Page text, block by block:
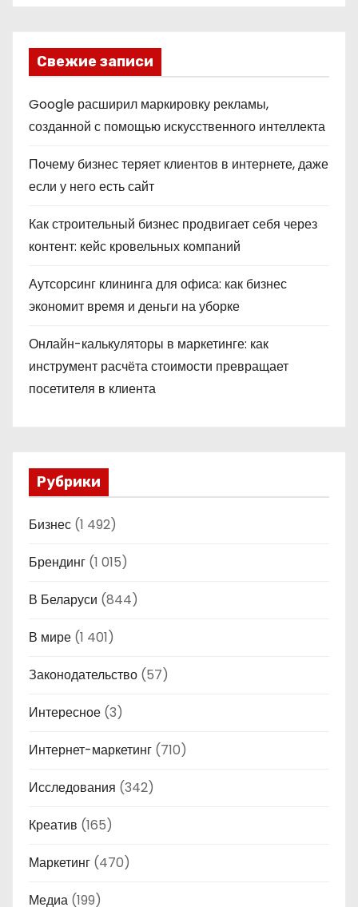
Свежие записи
Google расширил маркировку рекламы,
созданной с помощью искусственного интеллекта
Почему бизнес теряет клиентов в интернете, даже
если у него есть сайт
Как строительный бизнес продвигает себя через
контент: кейс кровельных компаний
Аутсорсинг клининга для офиса: как бизнес
экономит время и деньги на уборке
Онлайн-калькуляторы в маркетинге: как
инструмент расчёта стоимости превращает
посетителя в клиента
Рубрики
Бизнес (1 492)
Брендинг (1 015)
В Беларуси (844)
В мире (1 401)
Законодательство (57)
Интересное (3)
Интернет-маркетинг (710)
Исследования (342)
Креатив (165)
Маркетинг (470)
Медиа (199)